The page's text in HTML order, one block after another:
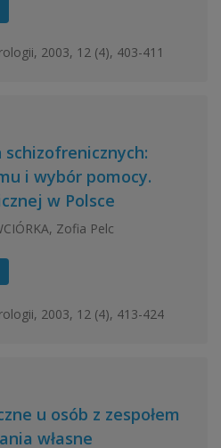
2003, 12 (4), 403-411
schizofrenicznych:
i wybór pomocy.
w Polsce
Zofia Pelc
2003, 12 (4), 413-424
u osób z zespołem
własne